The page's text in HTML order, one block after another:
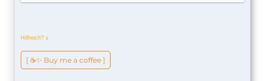
Hilfreich? ↆ
[ ☕️✨ Buy me a coffee ]